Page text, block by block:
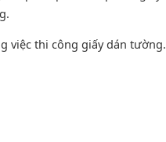
thi công giấy dán